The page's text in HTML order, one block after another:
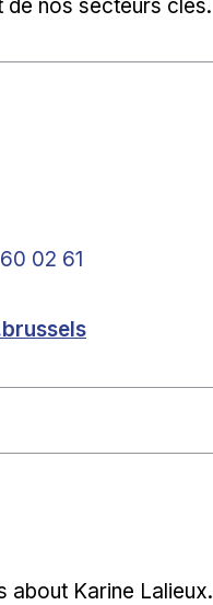
nos secteurs clés.
02 61
about Karine Lalieux.